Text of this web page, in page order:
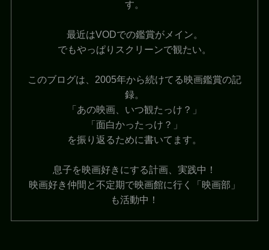
す。
最近はVODでの鑑賞がメイン。
でもやっぱりスクリーンで観たい。
このブログは、2005年から続けてる映画鑑賞の記
録。
「あの映画、いつ観たっけ？」
「面白かったっけ？」
を振り返るために書いてます。
息子を映画好きにする計画、実践中！
映画好き仲間と不定期で映画館に行く「映画部」
も活動中！